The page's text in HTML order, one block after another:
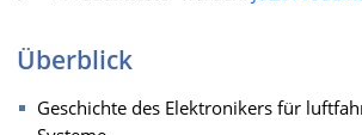
Überblick
Geschichte des Elektronikers für